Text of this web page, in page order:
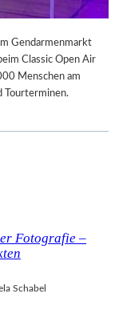
Gendarmenmarkt
Classic Open Air
Menschen am
Tourterminen.
Fotografie –
Schabel